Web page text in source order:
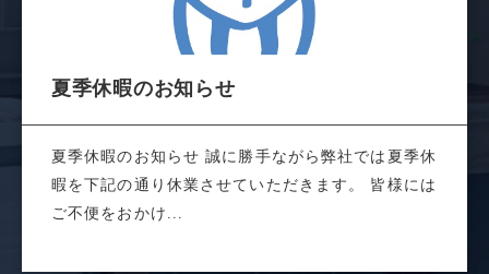
夏季休暇のお知らせ
夏季休暇のお知らせ 誠に勝手ながら弊社では夏季休
暇を下記の通り休業させていただきます。 皆様には
ご不便をおかけ...